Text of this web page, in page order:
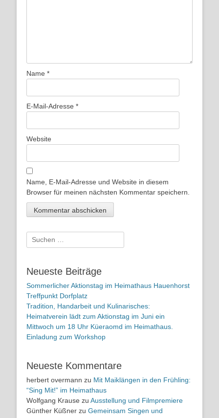
Name *
E-Mail-Adresse *
Website
Name, E-Mail-Adresse und Website in diesem
Browser für meinen nächsten Kommentar speichern.
Suchen
nach:
Neueste Beiträge
Sommerlicher Aktionstag im Heimathaus Hauenhorst
Treffpunkt Dorfplatz
Tradition, Handarbeit und Kulinarisches:
Heimatverein lädt zum Aktionstag im Juni ein
Mittwoch um 18 Uhr Küeraomd im Heimathaus.
Einladung zum Workshop
Neueste Kommentare
herbert overmann zu Mit Maiklängen in den Frühling:
“Sing Mit!” im Heimathaus
Wolfgang Krause zu Ausstellung und Filmpremiere
Günther Küßner zu Gemeinsam Singen und